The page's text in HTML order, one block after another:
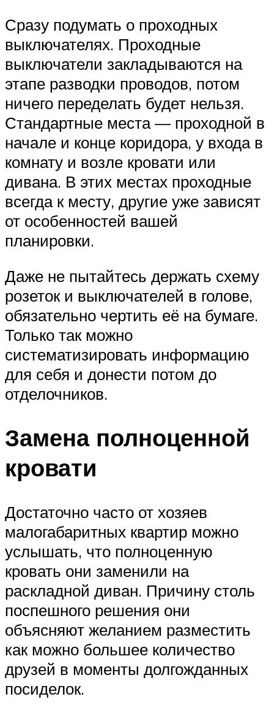
Сразу подумать о проходных
выключателях. Проходные
выключатели закладываются на
этапе разводки проводов, потом
ничего переделать будет нельзя.
Стандартные места — проходной в
начале и конце коридора, у входа в
комнату и возле кровати или
дивана. В этих местах проходные
всегда к месту, другие уже зависят
от особенностей вашей
планировки.
Даже не пытайтесь держать схему
розеток и выключателей в голове,
обязательно чертить её на бумаге.
Только так можно
систематизировать информацию
для себя и донести потом до
отделочников.
Замена полноценной
кровати
Достаточно часто от хозяев
малогабаритных квартир можно
услышать, что полноценную
кровать они заменили на
раскладной диван. Причину столь
поспешного решения они
объясняют желанием разместить
как можно большее количество
друзей в моменты долгожданных
посиделок.